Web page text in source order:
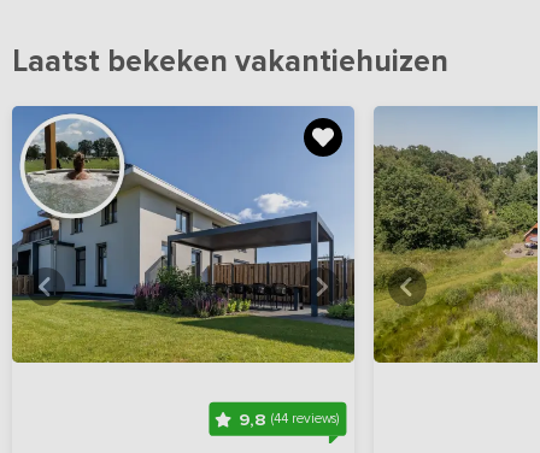
Laatst bekeken vakantiehuizen
9,8(44 reviews)
Bekijkhieralle foto's Bekijk